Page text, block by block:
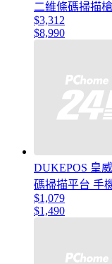
二維條碼掃描
$3,312
$8,990
DUKEPOS 皇
碼掃描平台 手
$1,079
$1,490